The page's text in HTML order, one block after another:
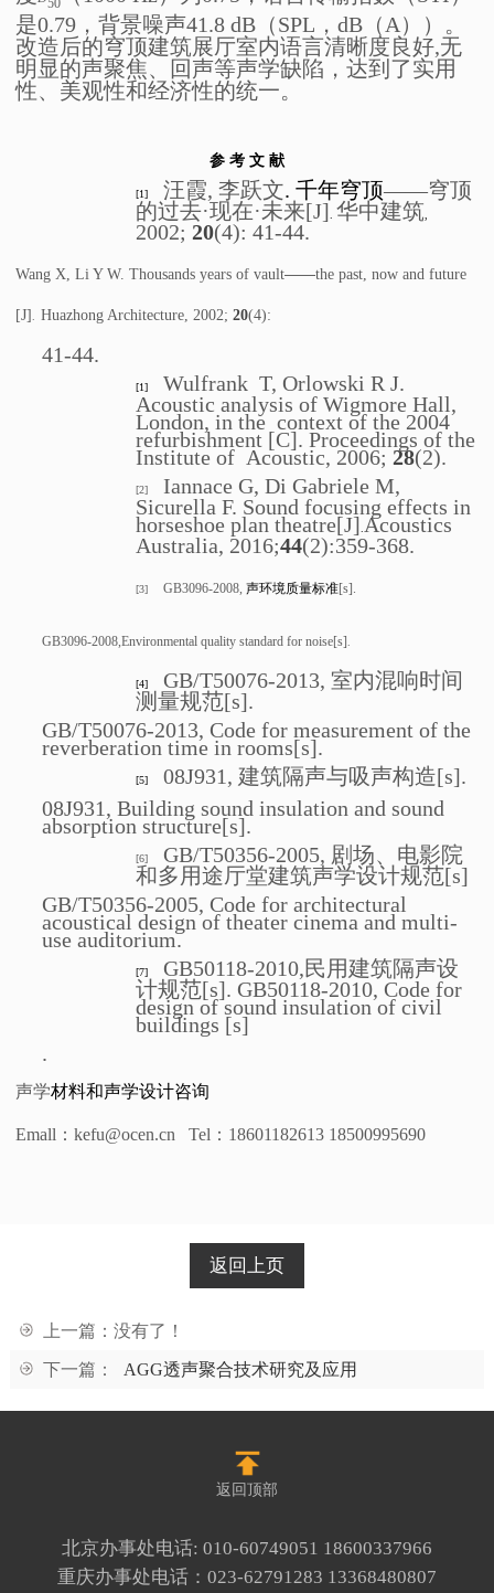
50
是0.79，背景噪声41.8 dB（SPL，dB（A））。
改造后的穹顶建筑展厅室内语言清晰度良好,无
明显的声聚焦、回声等声学缺陷， 达到了实用
性、美观性和经济性的统一。
参 考 文 献
[1] 汪霞, 李跃文. 千年穹顶——穹顶
的过去·现在·未来[J] 华中建筑
2002; 20(4): 41-44.
Wang X, Li Y W. Thousands years of vault——the past, now and future
[J] Huazhong Architecture, 2002; 20(4):
41-44.
[1]
Wulfrank T, Orlowski R J.
Acoustic analysis of Wigmore Hall,
London, in the context of the 2004
refurbishment [C]. Proceedings of the
Institute of Acoustic, 2006; 28(2).
[2]
Iannace G, Di Gabriele M,
Sicurella F. Sound focusing effects in
horseshoe plan theatre[J] Acoustics
Australia, 2016;44(2):359-368.
[3] GB3096-2008, 声环境质量标准[s].
GB3096-2008,Environmental quality standard for noise[s]
[4]
GB/T50076-2013, 室内混响时间
测量规范[s].
GB/T50076-2013, Code for measurement of the
reverberation time in rooms[s].
[5]
08J931, 建筑隔声与吸声构造[s].
08J931, Building sound insulation and sound
absorption structure[s].
[6] GB/T50356-2005, 剧场、电影院
和多用途厅堂建筑声学设计规范[s]
GB/T50356-2005, Code for architectural
acoustical design of theater cinema and multi-
use auditorium.
[7]
GB50118-2010,民用建筑隔声设
计规范[s]. GB50118-2010, Code for
design of sound insulation of civil
buildings [s]
.
声学材料和声学设计咨询
Emall ：kefu@ocen.cn Tel：18601182613 18500995690
返回上页
上一篇：没有了！
下一篇： AGG透声聚合技术研究及应用
返回顶部
北京办事处电话: 010-60749051 18600337966
重庆办事处电话： 023-62791283 13368480807